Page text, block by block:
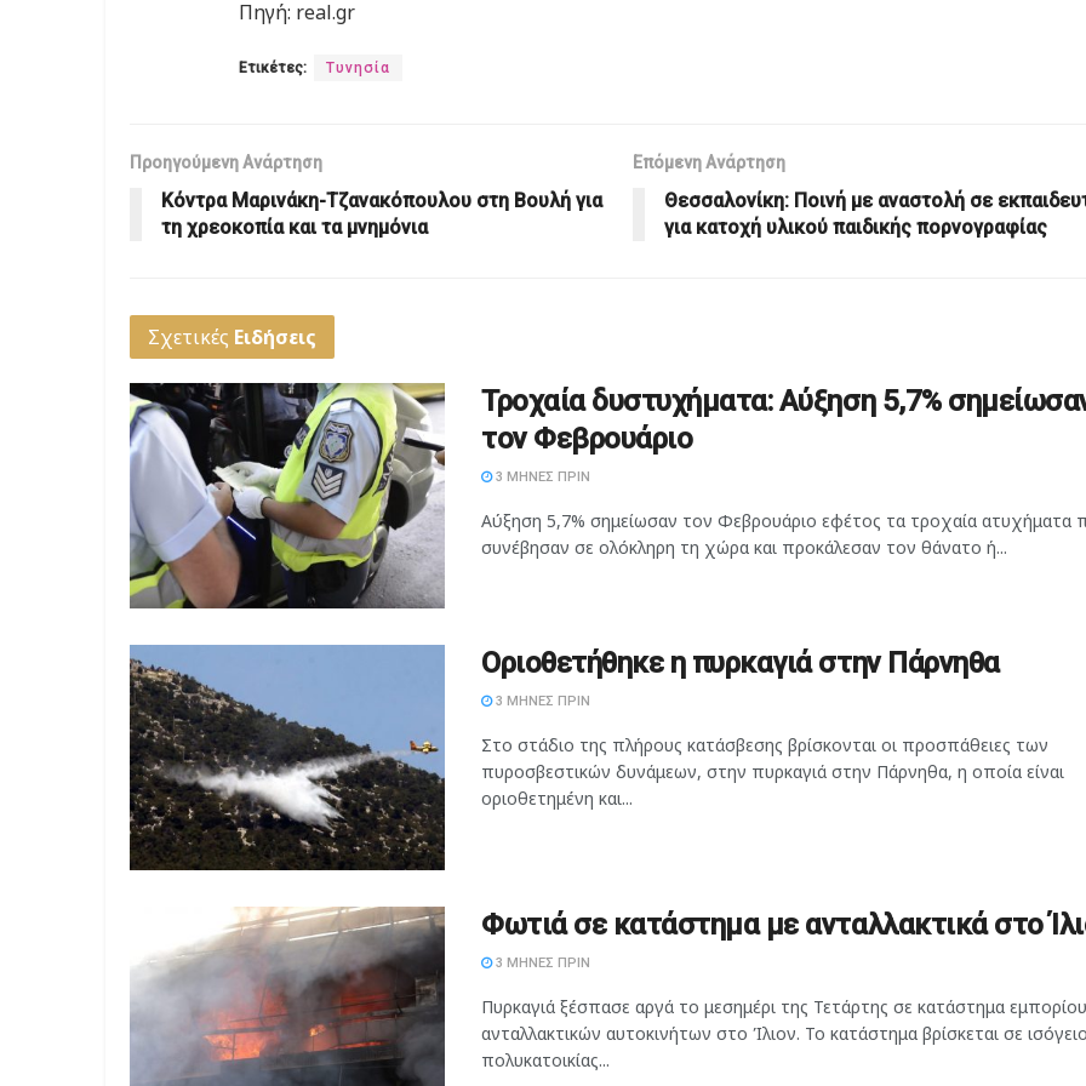
Πηγή: real.gr
Ετικέτες: Τυνησία
Προηγούμενη Ανάρτηση
Κόντρα Μαρινάκη-Τζανακόπουλου στη Βουλή για
τη χρεοκοπία και τα μνημόνια
Επόμενη Ανάρτηση
Θεσσαλονίκη: Ποινή με αναστολή σε
για κατοχή υλικού παιδικής πορνογραφίας
Σχετικές Ειδήσεις
Τροχαία δυστυχήματα: Αύξηση 5,7%
τον Φεβρουάριο
3 ΜΉΝΕΣ ΠΡΙΝ
Αύξηση 5,7% σημείωσαν τον Φεβρουάριο εφέτος τα τροχαία ατυχήματα
συνέβησαν σε ολόκληρη τη χώρα και προκάλεσαν τον θάνατο ή...
Οριοθετήθηκε η πυρκαγιά στην Πάρνηθα
3 ΜΉΝΕΣ ΠΡΙΝ
Στο στάδιο της πλήρους κατάσβεσης βρίσκονται οι προσπάθειες των
πυροσβεστικών δυνάμεων, στην πυρκαγιά στην Πάρνηθα, η οποία είναι
οριοθετημένη και...
Φωτιά σε κατάστημα με ανταλλακτικά στο
3 ΜΉΝΕΣ ΠΡΙΝ
Πυρκαγιά ξέσπασε αργά το μεσημέρι της Τετάρτης σε κατάστημα εμπορίου
ανταλλακτικών αυτοκινήτων στο Ίλιον. Το κατάστημα βρίσκεται σε ισόγειο
πολυκατοικίας...